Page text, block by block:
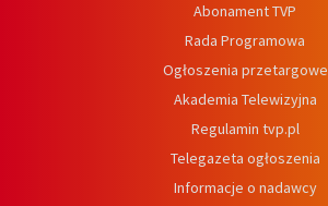
Abonament TVP
Rada Programowa
Ogłoszenia przetargowe
Akademia Telewizyjna
Regulamin tvp.pl
Telegazeta ogłoszenia
Informacje o nadawcy